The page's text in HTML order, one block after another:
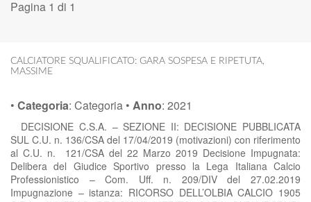
Pagina 1 di 1
CALCIATORE SQUALIFICATO: GARA SOSPESA E RIPETUTA,
MASSIME
• Categoria: Categoria • Anno: 2021
DECISIONE C.S.A. – SEZIONE II: DECISIONE PUBBLICATA
SUL C.U. n. 136/CSA del 17/04/2019 (motivazioni) con riferimento
al C.U. n. 121/CSA del 22 Marzo 2019 Decisione Impugnata:
Delibera del Giudice Sportivo presso la Lega Italiana Calcio
Professionistico – Com. Uff. n. 209/DIV del 27.02.2019
Impugnazione – istanza: RICORSO DELL’OLBIA CALCIO 1905